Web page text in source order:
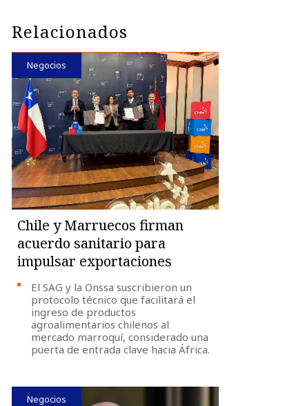
Relacionados
Negocios
Chile y Marruecos firman
acuerdo sanitario para
impulsar exportaciones
El SAG y la Onssa suscribieron un
protocolo técnico que facilitará el
ingreso de productos
agroalimentarios chilenos al
mercado marroquí, considerado una
puerta de entrada clave hacia África.
Negocios